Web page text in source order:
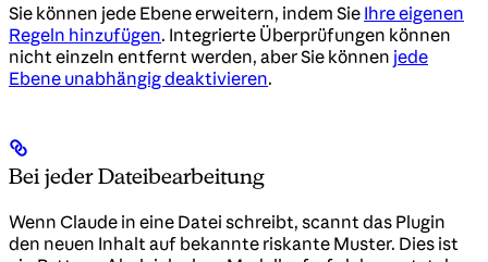
Sie können jede Ebene erweitern, indem Sie Ihre eigenen
Regeln hinzufügen. Integrierte Überprüfungen können
nicht einzeln entfernt werden, aber Sie können jede
Ebene unabhängig deaktivieren.
Bei jeder Dateibearbeitung
Wenn Claude in eine Datei schreibt, scannt das Plugin
den neuen Inhalt auf bekannte riskante Muster. Dies ist